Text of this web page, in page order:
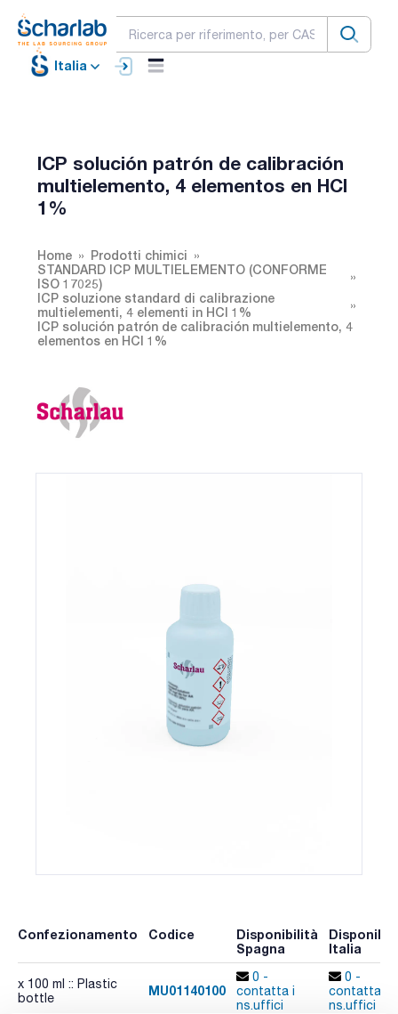
Italia
ICP solución patrón de calibración
multielemento, 4 elementos en HCl
1%
Home
Prodotti chimici
STANDARD ICP MULTIELEMENTO (CONFORME
ISO 17025)
ICP soluzione standard di calibrazione
multielementi, 4 elementi in HCl 1%
ICP solución patrón de calibración multielemento, 4
elementos en HCl 1%
Confezionamento Codice
Disponibilità
Spagna
Italia
x 100 ml :: Plastic
bottle
MU01140100
0 -
contatta i
ns.uffici
0 -
contatta i
ns.uffici